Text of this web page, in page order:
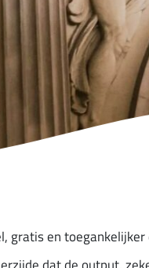
gratis en